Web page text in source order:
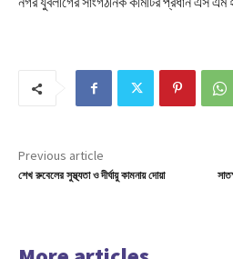
Previous article
শেখ রুবেলের সুস্থ্যতা ও দীর্ঘায়ু কামনায় দোয়া